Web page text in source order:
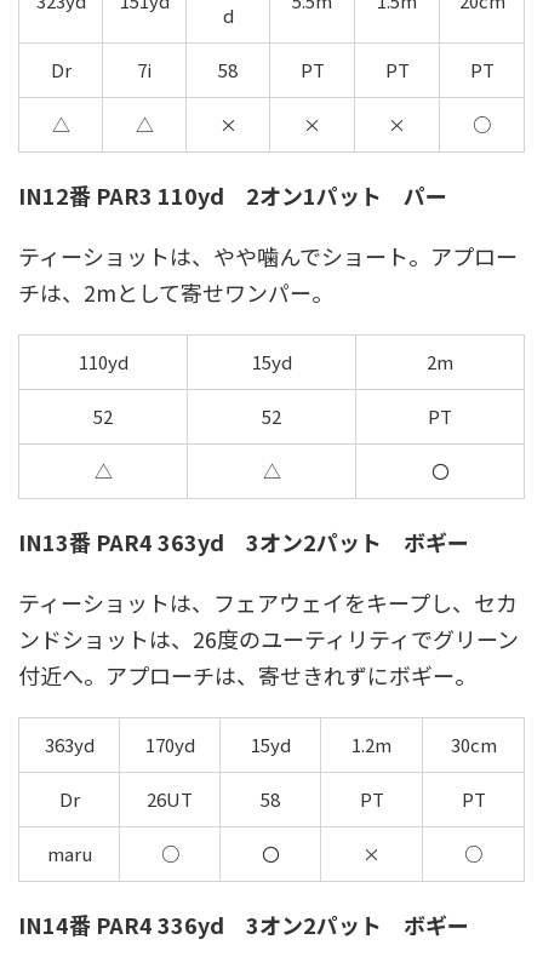
d
Dr 7i 58 PT PT PT
△ △ × × × ○
IN12番 PAR3 110yd 2オン1パット パー
ティーショットは、やや噛んでショート。アプロー
チは、2mとして寄せワンパー。
110yd 15yd 2m
52 52 PT
△ △ 〇
IN13番 PAR4 363yd 3オン2パット ボギー
ティーショットは、フェアウェイをキープし、セカ
ンドショットは、26度のユーティリティでグリーン
付近へ。アプローチは、寄せきれずにボギー。
363yd 170yd 15yd 1.2m 30cm
Dr 26UT 58 PT PT
maru ○ 〇 × ○
IN14番 PAR4 336yd 3オン2パット ボギー